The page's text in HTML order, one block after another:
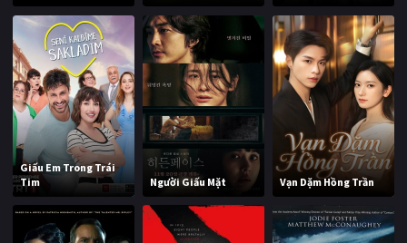
Giấu Em Trong Trái
Tim
Người Giấu Mặt Vạn Dặm Hồng Trần